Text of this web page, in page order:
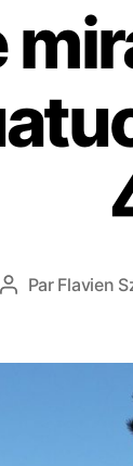
Auteur
Par Flavien